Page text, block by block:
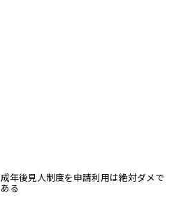
成年後見人制度を申請利用は絶対ダメで
ある